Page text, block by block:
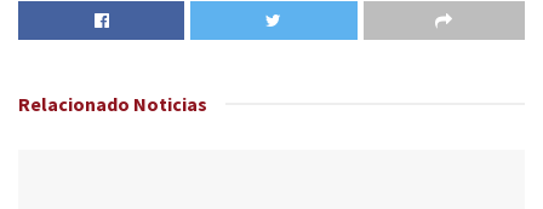
Relacionado Noticias